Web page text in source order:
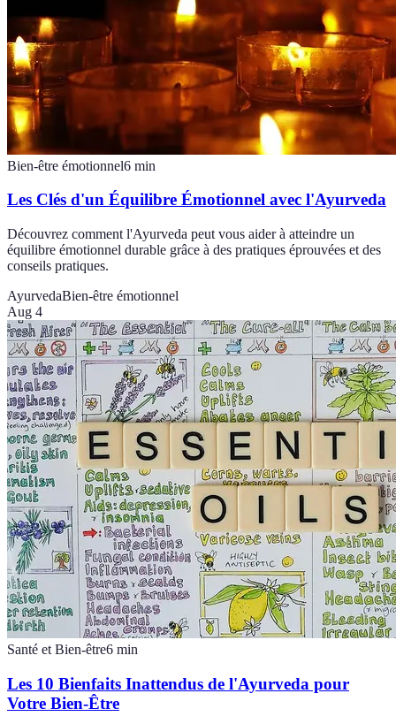
Bien-être émotionnel6 min
Les Clés d'un Équilibre Émotionnel avec l'Ayurveda
Découvrez comment l'Ayurveda peut vous aider à atteindre un
équilibre émotionnel durable grâce à des pratiques éprouvées et des
conseils pratiques.
AyurvedaBien-être émotionnel
Aug 4
Santé et Bien-être6 min
Les 10 Bienfaits Inattendus de l'Ayurveda pour
Votre Bien-Être